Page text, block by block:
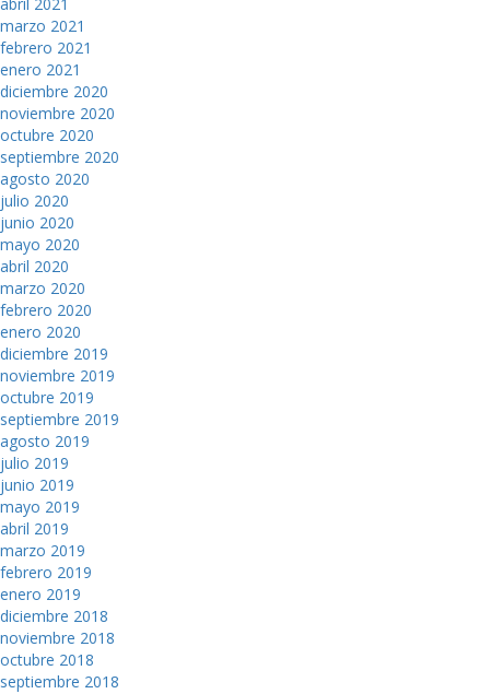
marzo 2021
febrero 2021
enero 2021
diciembre 2020
noviembre 2020
octubre 2020
septiembre 2020
agosto 2020
julio 2020
junio 2020
mayo 2020
abril 2020
marzo 2020
febrero 2020
enero 2020
diciembre 2019
noviembre 2019
octubre 2019
septiembre 2019
agosto 2019
julio 2019
junio 2019
mayo 2019
abril 2019
marzo 2019
febrero 2019
enero 2019
diciembre 2018
noviembre 2018
octubre 2018
septiembre 2018